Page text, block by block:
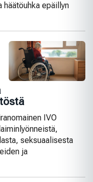
häätöuhka epäillyn
IVO
seksuaalisesta
ja